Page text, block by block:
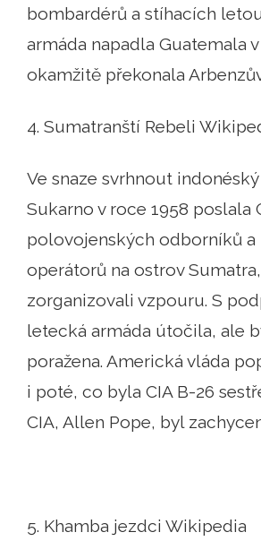
bombardérů a stíhacích
armáda napadla Guatemala
okamžitě překonala
4. Sumatranští Rebeli
Ve snaze svrhnout
Sukarno v roce 1958 poslala
polovojenských odborníků a
operátorů na ostrov
zorganizovali vzpouru. S
letecká armáda útočila, ale
poražena. Americká vláda
i poté, co byla CIA B-26
CIA, Allen Pope, byl
5. Khamba jezdci Wikipedia